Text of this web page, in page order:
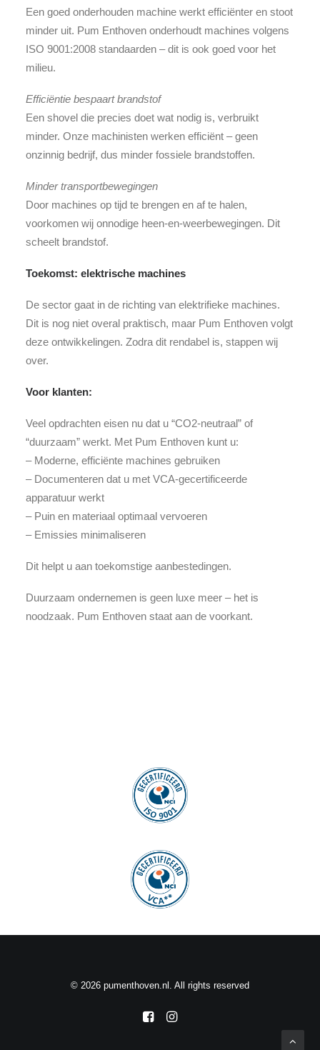
Een goed onderhouden machine werkt efficiënter en stoot
minder uit. Pum Enthoven onderhoudt machines volgens
ISO 9001:2008 standaarden – dit is ook goed voor het
milieu.
Efficiëntie bespaart brandstof
Een shovel die precies doet wat nodig is, verbruikt
minder. Onze machinisten werken efficiënt – geen
onzinnig bedrijf, dus minder fossiele brandstoffen.
Minder transportbewegingen
Door machines op tijd te brengen en af te halen,
voorkomen wij onnodige heen-en-weerbewegingen. Dit
scheelt brandstof.
Toekomst: elektrische machines
De sector gaat in de richting van elektrifieke machines.
Dit is nog niet overal praktisch, maar Pum Enthoven volgt
deze ontwikkelingen. Zodra dit rendabel is, stappen wij
over.
Voor klanten:
Veel opdrachten eisen nu dat u “CO2-neutraal” of
“duurzaam” werkt. Met Pum Enthoven kunt u:
– Moderne, efficiënte machines gebruiken
– Documenteren dat u met VCA-gecertificeerde
apparatuur werkt
– Puin en materiaal optimaal vervoeren
– Emissies minimaliseren
Dit helpt u aan toekomstige aanbestedingen.
Duurzaam ondernemen is geen luxe meer – het is
noodzaak. Pum Enthoven staat aan de voorkant.
© 2026 pumenthoven.nl. All rights reserved